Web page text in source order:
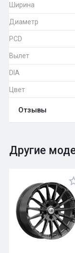
Ширина
Диаметр
PCD
Вылет
DIA
Цвет
Отзывы
Оставить
Другие